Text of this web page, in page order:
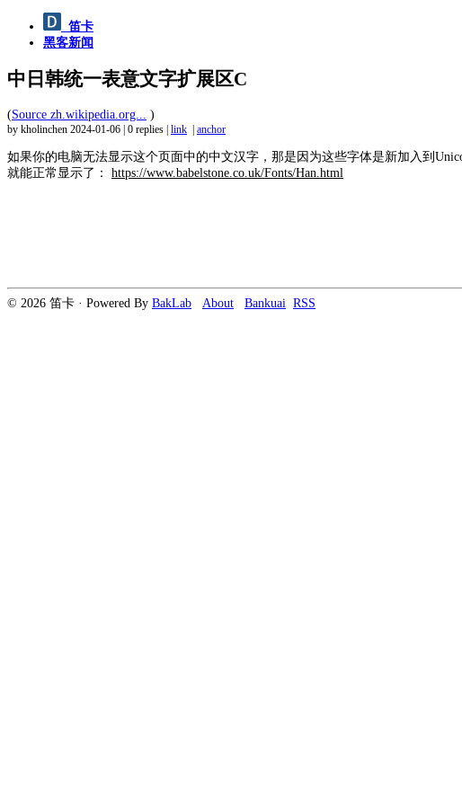
笛卡
黑客新闻
中日韩统一表意文字扩展区C
(Source zh.wikipedia.org... )
by kholinchen 2024-01-06 0 replies link anchor
如果你的电脑无法显示这个页面中的中文汉字，那是因为这些字体是新加入到
就能正常显示了： https://www.babelstone.co.uk/Fonts/Han.html
© 2026 笛卡 · Powered By BakLab About Bankuai RSS